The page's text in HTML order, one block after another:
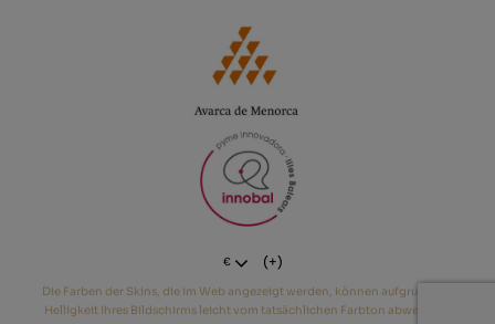
€ (+)
Die Farben der Skins, die im Web angezeigt werden, können aufgrund der
Helligkeit Ihres Bildschirms leicht vom tatsächlichen Farbton abweichen